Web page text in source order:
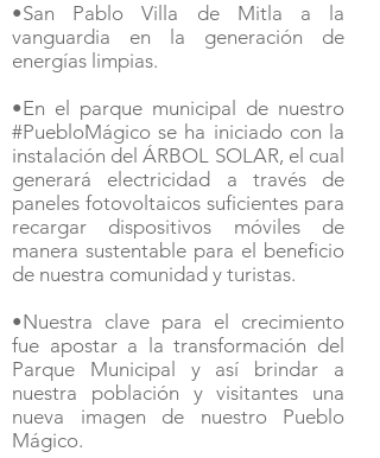
•San Pablo Villa de Mitla a la
vanguardia en la generación de
energías limpias.
•En el parque municipal de nuestro
#PuebloMágico se ha iniciado con la
instalación del ÁRBOL SOLAR, el cual
generará electricidad a través de
paneles fotovoltaicos suficientes para
recargar dispositivos móviles de
manera sustentable para el beneficio
de nuestra comunidad y turistas.
•Nuestra clave para el crecimiento
fue apostar a la transformación del
Parque Municipal y así brindar a
nuestra población y visitantes una
nueva imagen de nuestro Pueblo
Mágico.